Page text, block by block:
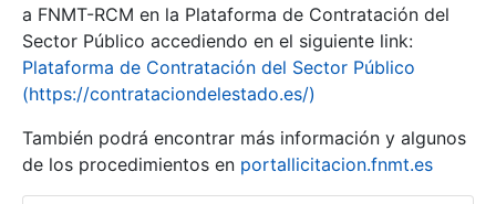
a FNMT-RCM en la Plataforma de Contratación del
Sector Público accediendo en el siguiente link:
Plataforma de Contratación del Sector Público
(https://contrataciondelestado.es/)
También podrá encontrar más información y algunos
de los procedimientos en portallicitacion.fnmt.es